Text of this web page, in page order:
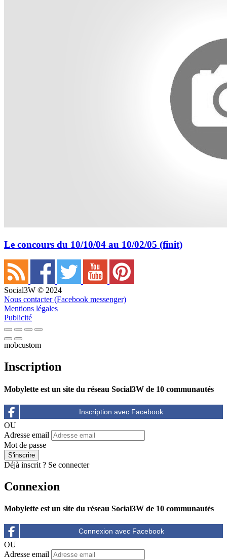
Le concours du 10/10/04 au 10/02/05 (finit)
Social3W © 2024
Nous contacter (Facebook messenger)
Mentions légales
Publicité
mobcustom
Inscription
Mobylette est un site du réseau Social3W de 10 communautés
OU
Adresse email
Mot de passe
Déjà inscrit ? Se connecter
Connexion
Mobylette est un site du réseau Social3W de 10 communautés
OU
Adresse email